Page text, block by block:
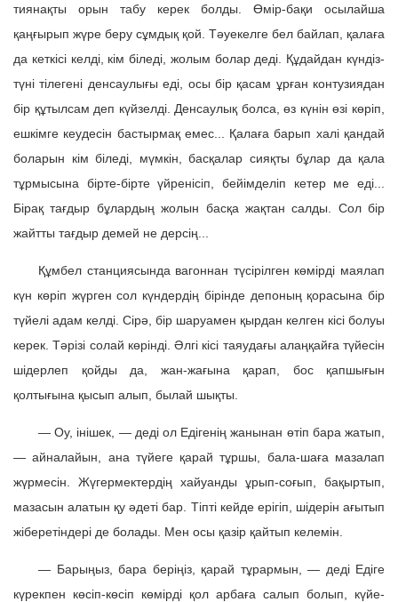
тиянақты орын табу керек болды. Өмір-бақи осылайша
қаңғырып жүре беру сұмдық қой. Тәуекелге бел байлап, қалаға
да кеткісі келді, кім біледі, жолым болар деді. Құдайдан күндіз-
түні тілегені денсаулығы еді, осы бір қасам ұрған контузиядан
бір құтылсам деп күйзелді. Денсаулық болса, өз күнін өзі көріп,
ешкімге кеудесін бастырмақ емес... Қалаға барып халі қандай
боларын кім біледі, мүмкін, басқалар сияқты бұлар да қала
тұрмысына бірте-бірте үйренісіп, бейімделіп кетер ме еді...
Бірақ тағдыр бұлардың жолын басқа жақтан салды. Сол бір
жайтты тағдыр демей не дерсің...
Құмбел станциясында вагоннан түсірілген көмірді маялап
күн көріп жүрген сол күндердің бірінде депоның қорасына бір
түйелі адам келді. Сірә, бір шаруамен қырдан келген кісі болуы
керек. Тәрізі солай көрінді. Әлгі кісі таяудағы алаңқайға түйесін
шідерлеп қойды да, жан-жағына қарап, бос қапшығын
қолтығына қысып алып, былай шықты.
— Оу, інішек, — деді ол Едігенің жанынан өтіп бара жатып,
— айналайын, ана түйеге қарай тұршы, бала-шаға мазалап
жүрмесін. Жүгермектердің хайуанды ұрып-соғып, бақыртып,
мазасын алатын қу әдеті бар. Тіпті кейде ерігіп, шідерін ағытып
жіберетіндері де болады. Мен осы қазір қайтып келемін.
— Барыңыз, бара беріңіз, қарай тұрармын, — деді Едіге
күрекпен көсіп-көсіп көмірді қол арбаға салып болып, күйе-